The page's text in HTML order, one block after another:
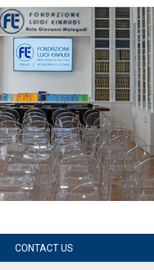
CONTACT US